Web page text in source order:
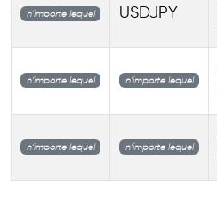
n’importe lequel USDJPY
n’importe lequel n’importe lequel
n’importe lequel n’importe lequel